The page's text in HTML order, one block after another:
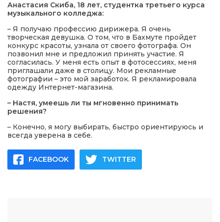
Анастасия Скиба, 18 лет, студентка третьего курса
музыкального колледжа:
– Я получаю профессию дирижера. Я очень
творческая девушка. О том, что в Бахмуте пройдет
конкурс красоты, узнала от своего фотографа. Он
позвонил мне и предложил принять участие. Я
согласилась. У меня есть опыт в фотосессиях, меня
приглашали даже в столицу. Мои рекламные
фотографии – это мой заработок. Я рекламировала
одежду Интернет-магазина.
– Настя, умеешь ли ты мгновенно принимать
решения?
– Конечно, я могу выбирать, быстро ориентируюсь и
всегда уверена в себе.
FACEBOOK TWITTER